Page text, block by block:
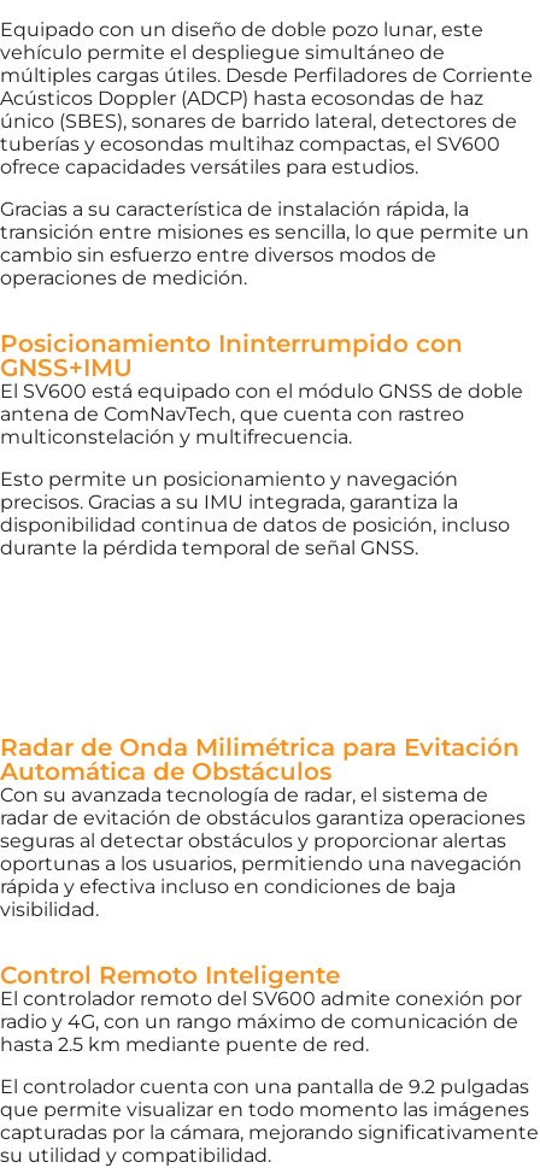
Equipado con un diseño de doble pozo lunar, este
vehículo permite el despliegue simultáneo de
múltiples cargas útiles. Desde Perfiladores de Corriente
Acústicos Doppler (ADCP) hasta ecosondas de haz
único (SBES), sonares de barrido lateral, detectores de
tuberías y ecosondas multihaz compactas, el SV600
ofrece capacidades versátiles para estudios.
Gracias a su característica de instalación rápida, la
transición entre misiones es sencilla, lo que permite un
cambio sin esfuerzo entre diversos modos de
operaciones de medición.
Posicionamiento Ininterrumpido con
GNSS+IMU
El SV600 está equipado con el módulo GNSS de doble
antena de ComNavTech, que cuenta con rastreo
multiconstelación y multifrecuencia.
Esto permite un posicionamiento y navegación
precisos. Gracias a su IMU integrada, garantiza la
disponibilidad continua de datos de posición, incluso
durante la pérdida temporal de señal GNSS.
Radar de Onda Milimétrica para Evitación
Automática de Obstáculos
Con su avanzada tecnología de radar, el sistema de
radar de evitación de obstáculos garantiza operaciones
seguras al detectar obstáculos y proporcionar alertas
oportunas a los usuarios, permitiendo una navegación
rápida y efectiva incluso en condiciones de baja
visibilidad.
Control Remoto Inteligente
El controlador remoto del SV600 admite conexión por
radio y 4G, con un rango máximo de comunicación de
hasta 2.5 km mediante puente de red.
El controlador cuenta con una pantalla de 9.2 pulgadas
que permite visualizar en todo momento las imágenes
capturadas por la cámara, mejorando significativamente
su utilidad y compatibilidad.